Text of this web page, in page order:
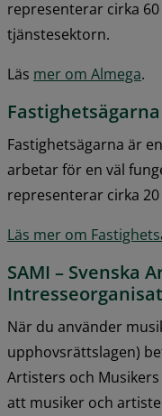
representerar cirka
tjänstesektorn.
Läs mer om Almega.
Fastighetsägarna
Fastighetsägarna är
arbetar för en väl
representerar cirka
Läs mer om
SAMI – Svenska
När du använder
upphovsrättslagen)
Artisters och
att musiker och